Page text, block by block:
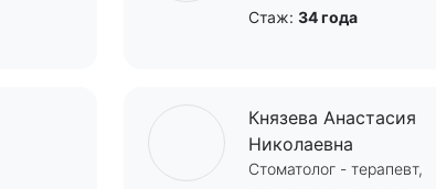
Стаж: 34 года
Князева Анастасия
Николаевна
Стоматолог - терапевт,